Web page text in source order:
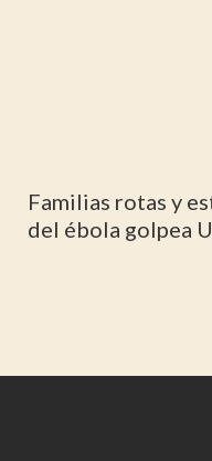
Familias rotas y
del ébola golpea